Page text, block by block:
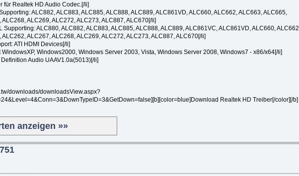
für Realtek HD Audio Codec.[/li]
ALC882, ALC883, ALC885, ALC888, ALC889, ALC861VD, ALC660, ALC662, ALC663, ALC665,
ALC269, ALC272, ALC273, ALC887, ALC670[/li]
Supporting: ALC880, ALC882, ALC883, ALC885, ALC888, ALC889, ALC861VC, ALC861VD, ALC660, ALC662,
ALC267, ALC268, ALC269, ALC272, ALC273, ALC887, ALC670[/li]
ATI HDMI Devices[/li]
Windows2000, Windows Server 2003, Vista, Windows Server 2008, Windows7 - x86/x64[/li]
Audio UAAV1.0a(5013)[/li]
downloads/downloadsView.aspx?
Realtek HD Treiber[/color][/b]
anzeigen »»